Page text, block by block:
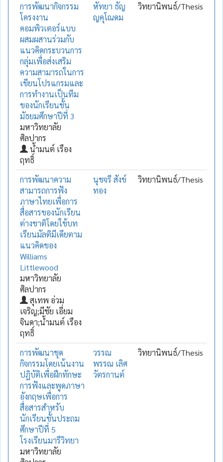
การพัฒนากิจกรรม
โครงงาน
คอมพิวเตอร์แบบ
ผสมผสานร่วมกับ
แนวคิดกระบวนการ
กลุ่มเพื่อส่งเสริม
ความสามารถในการ
เขียนโปรแกรมและ
การทำงานเป็นทีม
ของนักเรียนชั้น
มัธยมศึกษาปีที่ 3
มหาวิทยาลัย
ศิลปากร
น้ำมนต์ เรือง
ฤทธิ์
หัทยา ธัญ
ญคุโณดม
วิทยานิพนธ์/Thesis
การพัฒนาความ
สามารถการฟัง
ภาษาไทยเพื่อการ
สื่อสารของนักเรียน
ต่างชาติโดยใช้บท
เรียนมัลติมีเดียตาม
แนวคิดของ
Williams
Littlewood
มหาวิทยาลัย
ศิลปากร
สุเทพ อ่วม
เจริญ;มีชัย เอี่ยม
จินดา;น้ำมนต์ เรือง
ฤทธิ์
นุชจรี สังข์
ทอง
วิทยานิพนธ์/Thesis
การพัฒนาชุด
กิจกรรมโดยเน้นงาน
ปฎิบัติเพื่อฝึกทักษะ
การฟังและพูดภาษา
อังกฤษเพื่อการ
สื่อสารสำหรับ
นักเรียนชั้นประถม
ศึกษาปีที่ 5
โรงเรียนมารีวิทยา
มหาวิทยาลัย
วรรณ
พรรณ เลิศ
วัตรกานต์
วิทยานิพนธ์/Thesis